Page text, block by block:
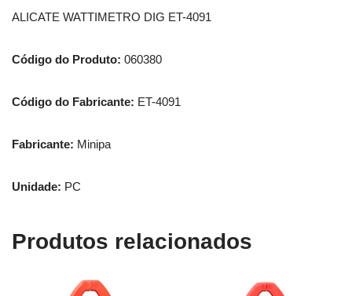
ALICATE WATTIMETRO DIG ET-4091
Código do Produto: 060380
Código do Fabricante: ET-4091
Fabricante: Minipa
Unidade: PC
Produtos relacionados